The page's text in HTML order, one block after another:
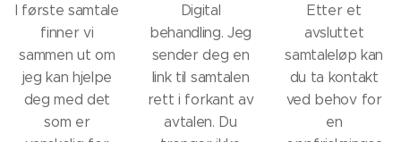
I første samtale
finner vi
sammen ut om
jeg kan hjelpe
deg med det
som er
Digital
behandling. Jeg
sender deg en
link til samtalen
rett i forkant av
avtalen. Du
Etter et
avsluttet
samtaleløp kan
du ta kontakt
ved behov for
en